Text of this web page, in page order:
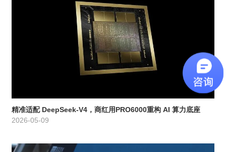
精准适配 DeepSeek-V4，商红用PRO6000重构 AI 算力底座
2026-05-09